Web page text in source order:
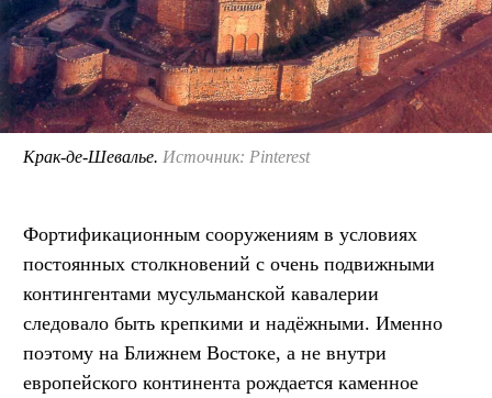
Крак-де-Шевалье. Источник: Pinterest
Фортификационным сооружениям в условиях
постоянных столкновений с очень подвижными
контингентами мусульманской кавалерии
следовало быть крепкими и надёжными. Именно
поэтому на Ближнем Востоке, а не внутри
европейского континента рождается каменное